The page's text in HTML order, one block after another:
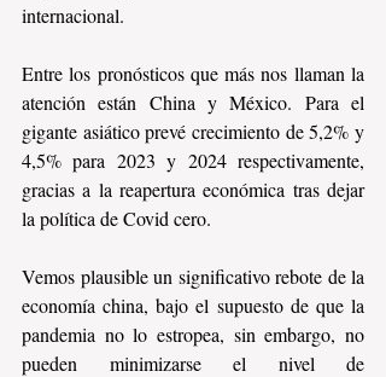
internacional.
Entre los pronósticos que más nos llaman la
atención están China y México. Para el
gigante asiático prevé crecimiento de 5,2% y
4,5% para 2023 y 2024 respectivamente,
gracias a la reapertura económica tras dejar
la política de Covid cero.
Vemos plausible un significativo rebote de la
economía china, bajo el supuesto de que la
pandemia no lo estropea, sin embargo, no
pueden minimizarse el nivel de